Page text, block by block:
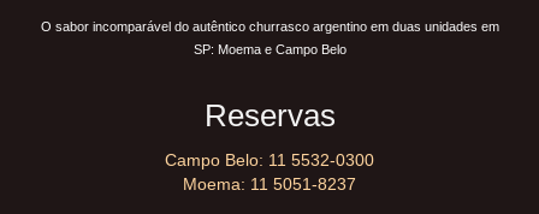
O sabor incomparável do autêntico churrasco argentino em duas unidades em
SP: Moema e Campo Belo
Reservas
Campo Belo: 11 5532-0300
Moema: 11 5051-8237